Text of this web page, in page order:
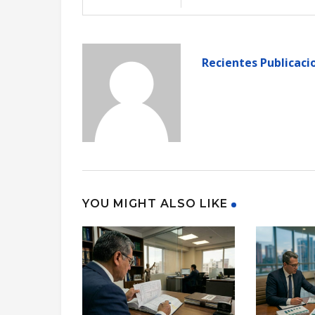
Recientes
YOU MIGHT ALSO LIKE